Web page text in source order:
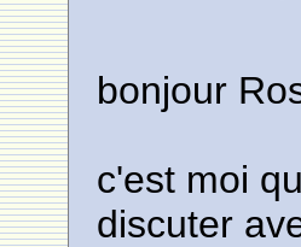
bonjour
c'est moi
discuter